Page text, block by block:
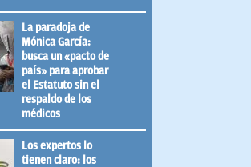
La paradoja de
Mónica García:
busca un «pacto de
país» para aprobar
el Estatuto sin el
respaldo de los
médicos
Los expertos lo
tienen claro: los